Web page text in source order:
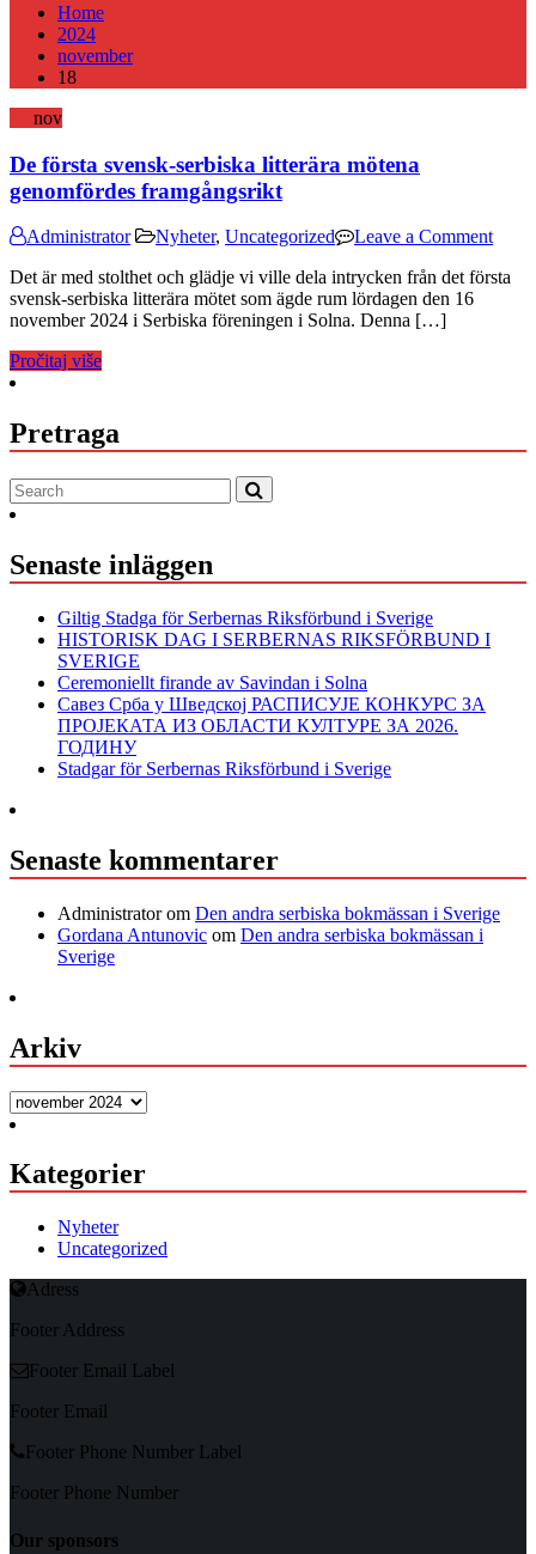
Home
2024
november
18
nov
De första svensk-serbiska litterära mötena
genomfördes framgångsrikt
Administrator Nyheter, Uncategorized Leave a Commenton
första
Det är med stolthet och glädje vi ville dela intrycken från det första
svensk-serbiska litterära mötet som ägde rum lördagen den 16
november 2024 i Serbiska föreningen i Solna. Denna […]
Pročitaj više
Pretraga
Senaste inläggen
Giltig Stadga för Serbernas Riksförbund i Sverige
HISTORISK DAG I SERBERNAS RIKSFÖRBUND I
SVERIGE
Ceremoniellt firande av Savindan i Solna
Савез Срба у Шведској РАСПИСУЈЕ КОНКУРС ЗА
ПРОЈЕКАТА ИЗ ОБЛАСТИ КУЛТУРЕ ЗА 2026.
ГОДИНУ
Stadgar för Serbernas Riksförbund i Sverige
Senaste kommentarer
Administratorom Den andra serbiska bokmässan i Sverige
Gordana Antunovic om Den andra serbiska bokmässan i
Sverige
Arkiv
Arkiv
Kategorier
Nyheter
Uncategorized
Adress
Footer Address
Footer Email Label
Footer Email
Footer Phone Number Label
Footer Phone Number
Our sponsors